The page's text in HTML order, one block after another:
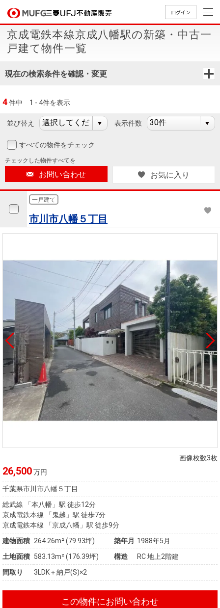
ログイン
買いたいTOP
中古
マン
ショ
探す
築・
中古
を探
用
件
探
す
用物
探す
購入向け
サービス
住宅ロー
ンシミュ
レーショ
ン
住まい1プ
ラス（お
役立ちコ
ラム）
税金の本
（電子ブ
ック）
売りたいTOP
無
料
査
却
相
金額
売却向け
サービス
周辺相場
検索
住まい1プ
ラス（お
役立ちコ
ラム）
住まいと
暮らしの
税金の本
売却ガイ
ド
店舗案内TOP
店舗のご
案内（首
都圏）
古屋）
案内（関
西）
会社情報TOP
ごあいさ
つ
Way
経営ビジ
ョン
沿革
本社地
ニュース
会社案内
採用情報TOP
新卒採用
情報
買いたい
売りたい
店舗案内
会社情報
採用情報
法人のお客さま
提携企業にお勤めの方
閉じる
京成電鉄本線京成八幡駅の新築・中古一
戸建て物件一覧
現在の検索条件を確認・変更
4件中 1 - 4件を表示
並び替え 表示件数
すべての物件をチェック
チェックした物件すべてを
お問い合わせ お気に入り
一戸建て
市川市八幡５丁目
画像枚数3枚
26,500万円
千葉県市川市八幡５丁目
総武線 「本八幡」駅 徒歩12分
京成電鉄本線 「鬼越」駅 徒歩7分
京成電鉄本線 「京成八幡」駅 徒歩9分
建物面積 264.26m² (79.93坪) 築年月
1988年5月
土地面積 583.13m² (176.39坪) 構造
RC 地上2階建
間取り
3LDK＋納戸(S)×2
この物件にお問い合わせ